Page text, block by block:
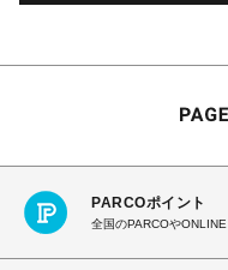
PARCOポイント
全国のPARCOや